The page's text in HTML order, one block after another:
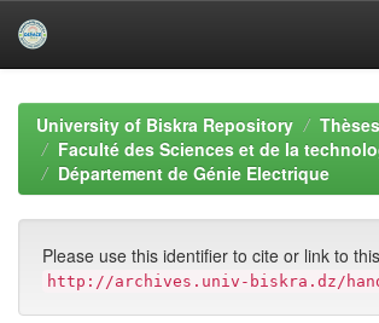
navigationUniversity of Biskra Repository
Faculté des Sciences et de la
Département de Génie Electrique
Please use this identifier to cite or link to
http://archives.univ-biskra.dz/